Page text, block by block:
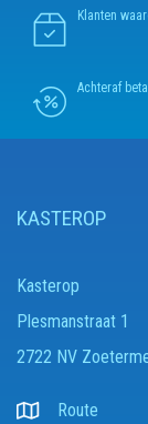
Klanten
Achteraf
KASTEROP
Kasterop
Plesmanstraat 1
2722 NV
Route